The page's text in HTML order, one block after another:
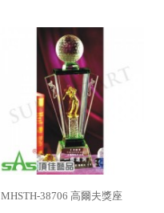
MHSTH-38706 高爾夫獎座